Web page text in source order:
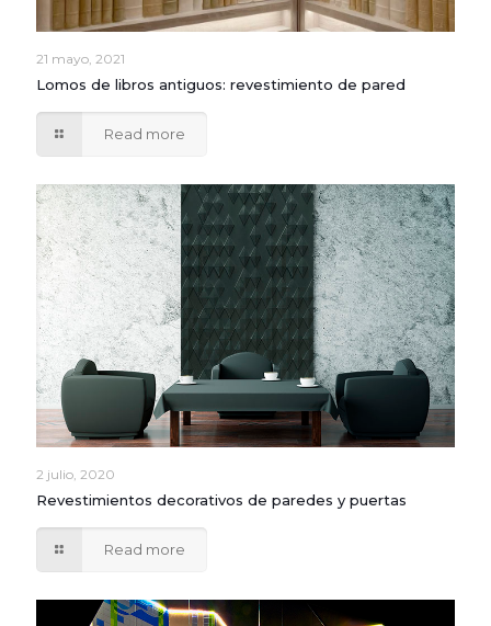
21 mayo, 2021
Lomos de libros antiguos: revestimiento de pared
Read more
2 julio, 2020
Revestimientos decorativos de paredes y puertas
Read more